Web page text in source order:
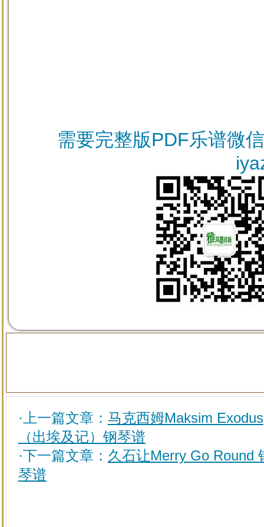
需要完整版PDF乐谱微
·上一篇文章： 马克西姆Maksim Exodus
（出埃及记）钢琴谱
·下一篇文章： 久石让Merry Go Round
琴谱